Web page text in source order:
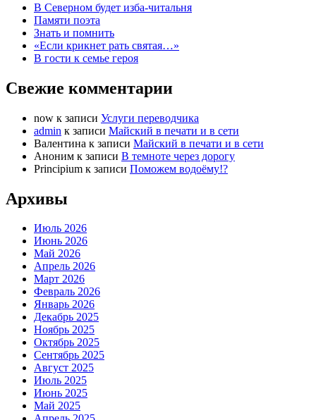
В Северном будет изба-читальня
Памяти поэта
Знать и помнить
«Если крикнет рать святая…»
В гости к семье героя
Свежие комментарии
now к записи Услуги переводчика
admin к записи Майский в печати и в сети
Валентина к записи Майский в печати и в сети
Аноним к записи В темноте через дорогу
Principium к записи Поможем водоёму!?
Архивы
Июль 2026
Июнь 2026
Май 2026
Апрель 2026
Март 2026
Февраль 2026
Январь 2026
Декабрь 2025
Ноябрь 2025
Октябрь 2025
Сентябрь 2025
Август 2025
Июль 2025
Июнь 2025
Май 2025